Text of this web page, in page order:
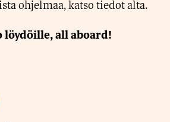
ohjelmaa, katso tiedot alta.
all aboard!